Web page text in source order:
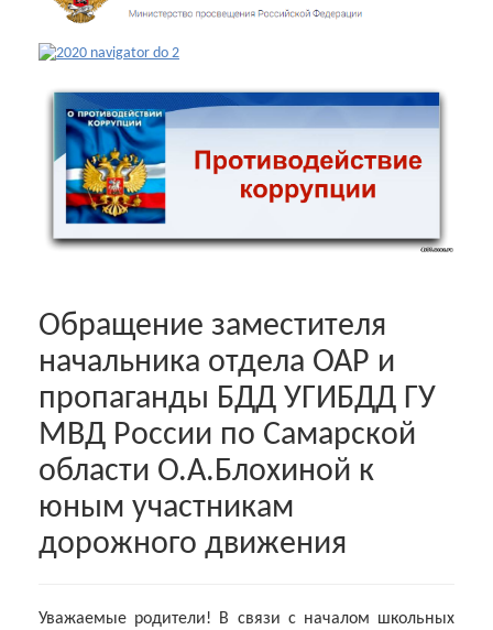
Обращение заместителя
начальника отдела ОАР и
пропаганды БДД УГИБДД ГУ
МВД России по Самарской
области О.А.Блохиной к
юным участникам
дорожного движения
Уважаемые родители! В связи с началом школьных